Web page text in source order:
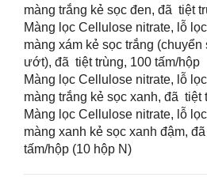
màng trắng kẻ sọc đen, đã tiệt
Màng lọc Cellulose nitrate, lỗ
màng xám kẻ sọc trắng
ướt), đã tiệt trùng, 100 tấm/hộp
Màng lọc Cellulose nitrate, lỗ
màng trắng kẻ sọc xanh, đã tiệt
Màng lọc Cellulose nitrate, lỗ
màng xanh kẻ sọc xanh đậm,
tấm/hộp (10 hộp N)